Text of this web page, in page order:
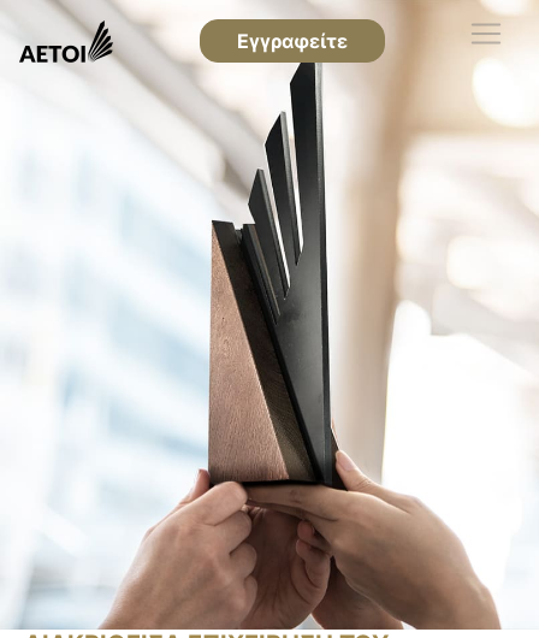
Εγγραφείτε